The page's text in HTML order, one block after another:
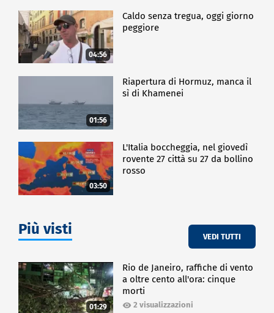
04:56
Caldo senza tregua, oggi giorno
peggiore
01:56
Riapertura di Hormuz, manca il
sì di Khamenei
03:50
L'Italia boccheggia, nel giovedì
rovente 27 città su 27 da bollino
rosso
Più visti VEDI TUTTI
01:29
Rio de Janeiro, raffiche di vento
a oltre cento all'ora: cinque
morti
2 visualizzazioni